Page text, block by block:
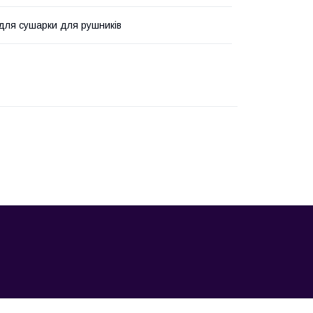
сушарки для рушників